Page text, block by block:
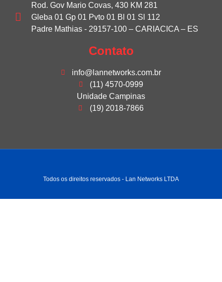
Rod. Gov Mario Covas, 430 KM 281
Gleba 01 Gp 01 Pvto 01 Bl 01 Sl 112
Padre Mathias - 29157-100 – CARIACICA – ES
Contato
info@lannetworks.com.br
(11) 4570-0999
Unidade Campinas
(19) 2018-7866
Todos os direitos reservados - Lan Networks LTDA